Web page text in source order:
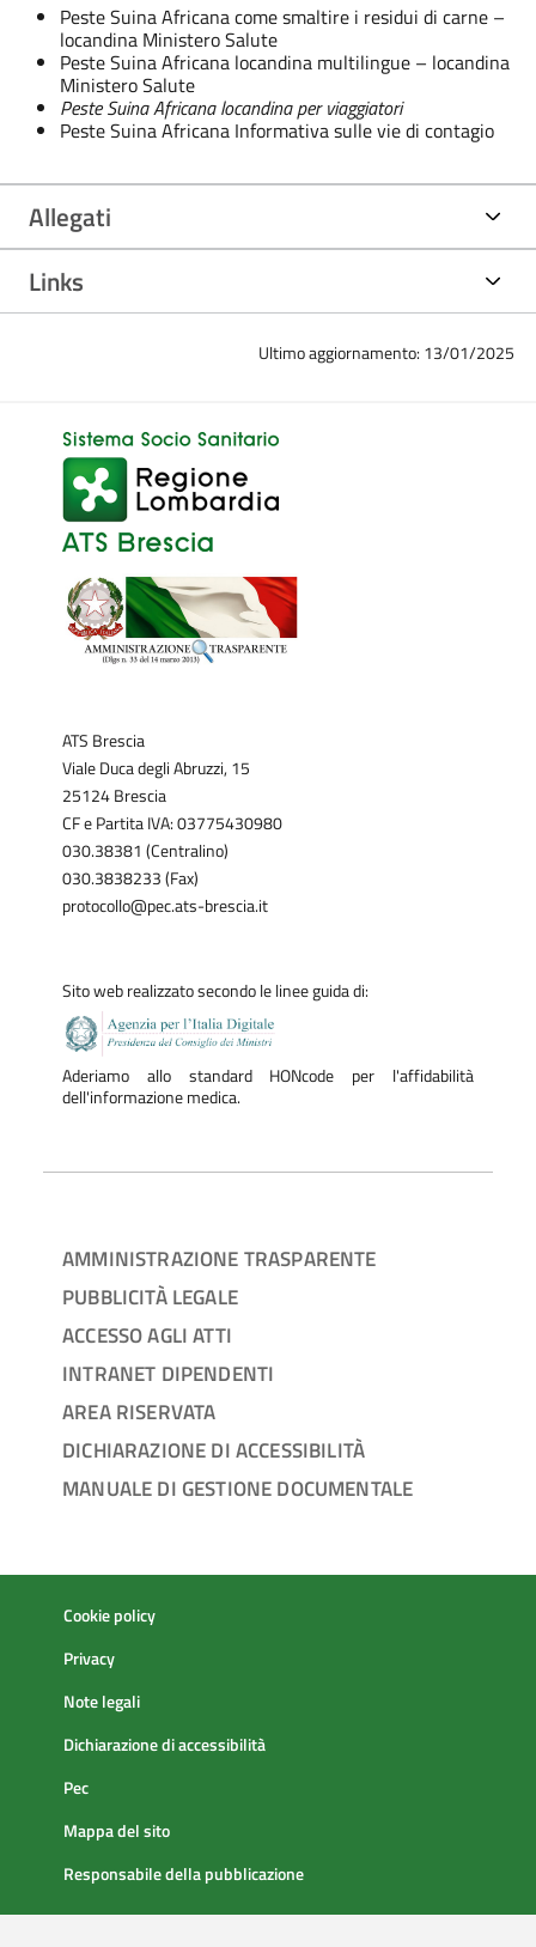
Peste Suina Africana come smaltire i residui di carne –
locandina Ministero Salute
Peste Suina Africana locandina multilingue – locandina
Ministero Salute
Peste Suina Africana locandina per viaggiatori
Peste Suina Africana Informativa sulle vie di contagio
Allegati
Links
Ultimo aggiornamento: 13/01/2025
ATS Brescia
Viale Duca degli Abruzzi, 15
25124 Brescia
CF e Partita IVA: 03775430980
030.38381 (Centralino)
030.3838233 (Fax)
protocollo@pec.ats-brescia.it
Sito web realizzato secondo le linee guida di:
Aderiamo allo standard HONcode per l'affidabilità
dell'informazione medica.
AMMINISTRAZIONE TRASPARENTE
PUBBLICITÀ LEGALE
ACCESSO AGLI ATTI
INTRANET DIPENDENTI
AREA RISERVATA
DICHIARAZIONE DI ACCESSIBILITÀ
MANUALE DI GESTIONE DOCUMENTALE
Cookie policy
Privacy
Note legali
Dichiarazione di accessibilità
Pec
Mappa del sito
Responsabile della pubblicazione